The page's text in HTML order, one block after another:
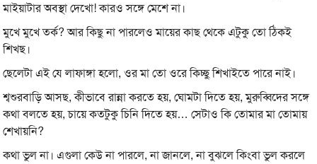
মাইয়াটার অবস্থা দেখো! কারও সঙ্গে মেশে না।
মুখে মুখে তর্ক? আর কিছু না পারলেও মায়ের কাছ থেকে এটুকু তো ঠিকই
শিখছ।
ছেলেটা এই যে লাফাঙ্গা হলো, ওর মা তো ওরে কিচ্ছু শিখাইতে পারে নাই।
শ্বশুরবাড়ি আসছ, কীভাবে রান্না করতে হয়, ঘোমটা দিতে হয়, মুরুব্বিদের সঙ্গে
কথা বলতে হয়, চায়ে কতটুকু চিনি দিতে হয়… সেটাও কি তোমার মা তোমায়
শেখায়নি?
কথা ভুল না। এগুলা কেউ না পারলে, না জানলে, না বুঝলে কিংবা ভুল করলে